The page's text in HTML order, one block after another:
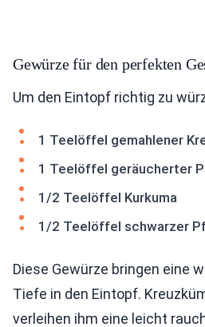
Gewürze für den perfekten
Um den Eintopf richtig zu
1 Teelöffel gemahlener
1 Teelöffel geräucherter
1/2 Teelöffel Kurkuma
1/2 Teelöffel schwarzer
Diese Gewürze bringen eine
Tiefe in den Eintopf.
verleihen ihm eine leicht